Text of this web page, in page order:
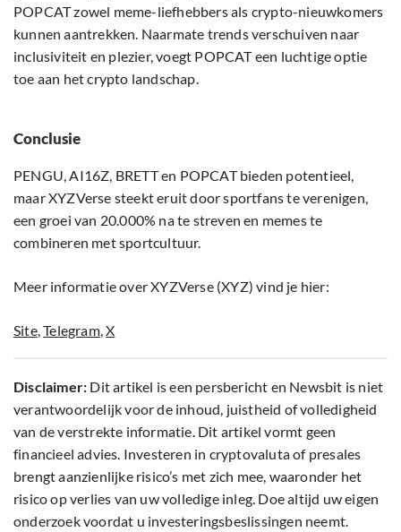
POPCAT zowel meme-liefhebbers als crypto-nieuwkomers
kunnen aantrekken. Naarmate trends verschuiven naar
inclusiviteit en plezier, voegt POPCAT een luchtige optie
toe aan het crypto landschap.
Conclusie
PENGU, AI16Z, BRETT en POPCAT bieden potentieel,
maar XYZVerse steekt eruit door sportfans te verenigen,
een groei van 20.000% na te streven en memes te
combineren met sportcultuur.
Meer informatie over XYZVerse (XYZ) vind je hier:
Site,Telegram,X
Disclaimer: Dit artikel is een persbericht en Newsbit is niet
verantwoordelijk voor de inhoud, juistheid of volledigheid
van de verstrekte informatie. Dit artikel vormt geen
financieel advies. Investeren in cryptovaluta of presales
brengt aanzienlijke risico’s met zich mee, waaronder het
risico op verlies van uw volledige inleg. Doe altijd uw eigen
onderzoek voordat u investeringsbeslissingen neemt.